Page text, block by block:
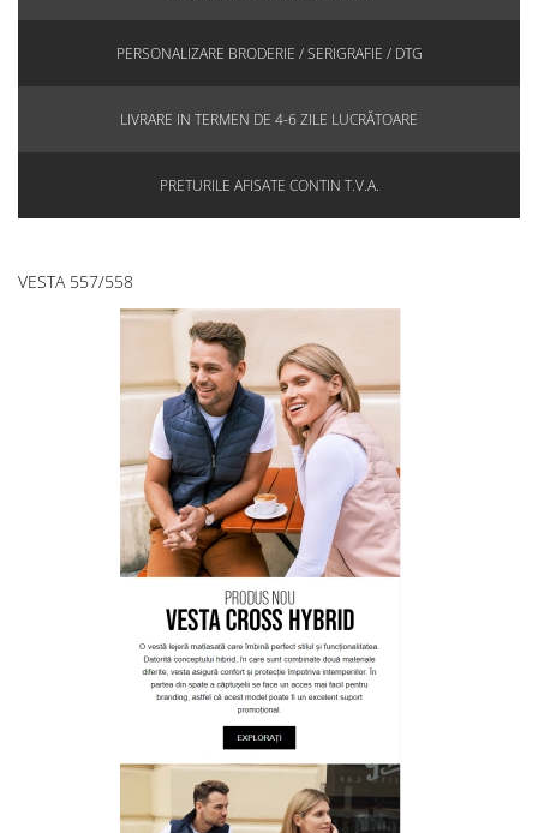
PERSONALIZARE BRODERIE / SERIGRAFIE / DTG
LIVRARE IN TERMEN DE 4-6 ZILE LUCRĂTOARE
PRETURILE AFISATE CONTIN T.V.A.
VESTA 557/558